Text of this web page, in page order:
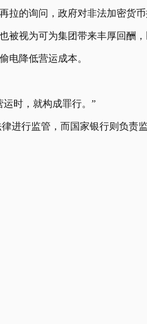
的询问，政府对非法加密货
视为可为集团带来丰厚回酬
电降低营运成本。
时，就构成罪行。”
进行监管，而国家银行则负责